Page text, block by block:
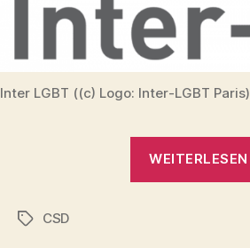
Inter LGBT ((c) Logo: Inter-LGBT Paris)
WEITERLESEN
Schlagwörter
CSD